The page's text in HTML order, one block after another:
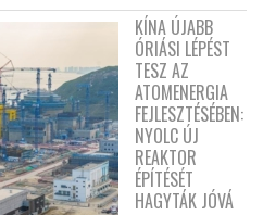
KÍNA ÚJABB
ÓRIÁSI LÉPÉST
TESZ AZ
ATOMENERGIA
FEJLESZTÉSÉBEN:
NYOLC ÚJ
REAKTOR
ÉPÍTÉSÉT
HAGYTÁK JÓVÁ